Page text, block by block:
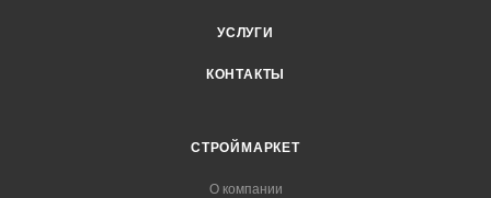
УСЛУГИ
КОНТАКТЫ
СТРОЙМАРКЕТ
О компании